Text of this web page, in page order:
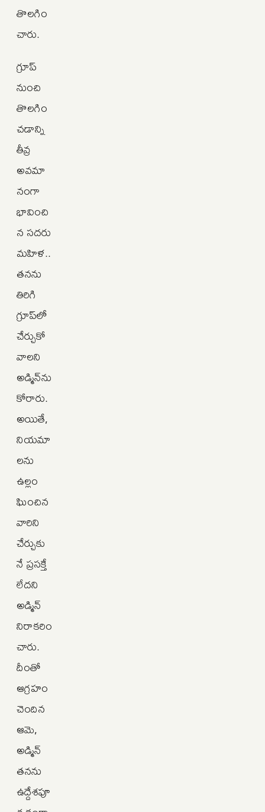
తొలగిం
చారు.
గ్రూప్
నుంచి
తొలగిం
చడాన్ని
తీవ్ర
అవమా
నంగా
భావించి
న సదరు
మహిళ..
తనను
తిరిగి
గ్రూప్‌లో
చేర్చుకో
వాలని
అడ్మిన్‌ను
కోరారు.
అయితే,
నియమా
లను
ఉల్లం
ఘించిన
వారిని
చేర్చుకు
నే ప్రసక్తే
లేదని
అడ్మిన్
నిరాకరిం
చారు.
దీంతో
ఆగ్రహం
చెందిన
ఆమె,
అడ్మిన్
తనను
ఉద్దేశపూ